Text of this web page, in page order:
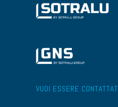
VUOI ESSERE